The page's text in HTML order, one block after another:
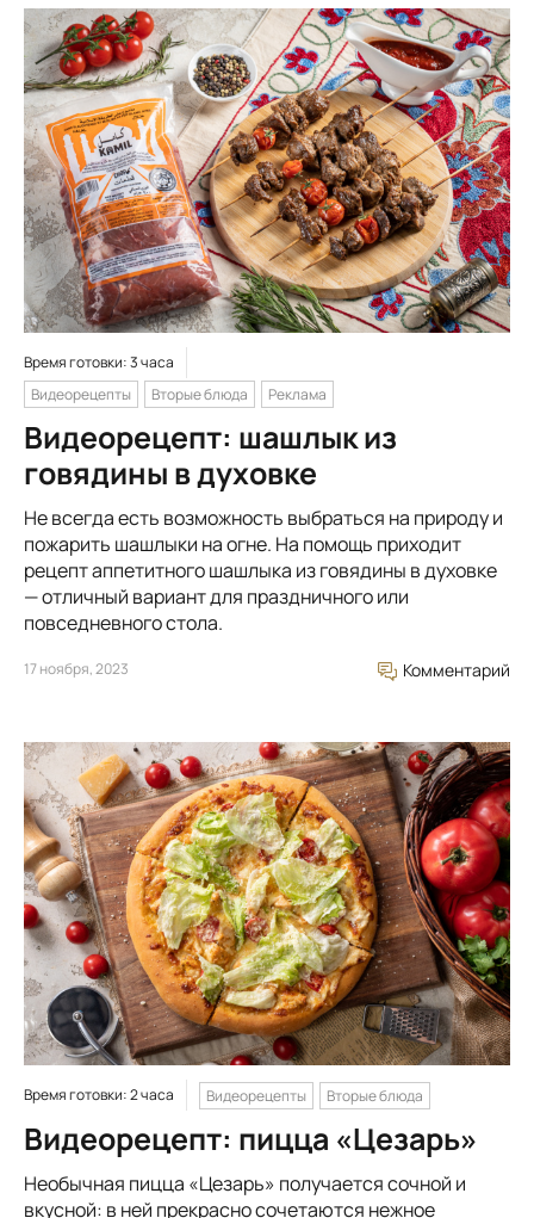
Время готовки: 3 часа
Видеорецепты
Вторые блюда Реклама
Видеорецепт: шашлык из
говядины в духовке
Не всегда есть возможность выбраться на природу и
пожарить шашлыки на огне. На помощь приходит
рецепт аппетитного шашлыка из говядины в духовке
— отличный вариант для праздничного или
повседневного стола.
17 ноября, 2023 Комментарий
Время готовки: 2 часа Видеорецепты Вторые блюда
Видеорецепт: пицца «Цезарь»
Необычная пицца «Цезарь» получается сочной и
вкусной: в ней прекрасно сочетаются нежное